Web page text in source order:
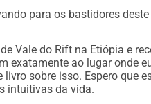
do livro em Amárico/Inglês
será abordada!
2100 euros
para os bastidores deste
Vale do Rift na Etiópia e
exatamente ao lugar onde
livro sobre isso. Espero que
intuitivas da vida.